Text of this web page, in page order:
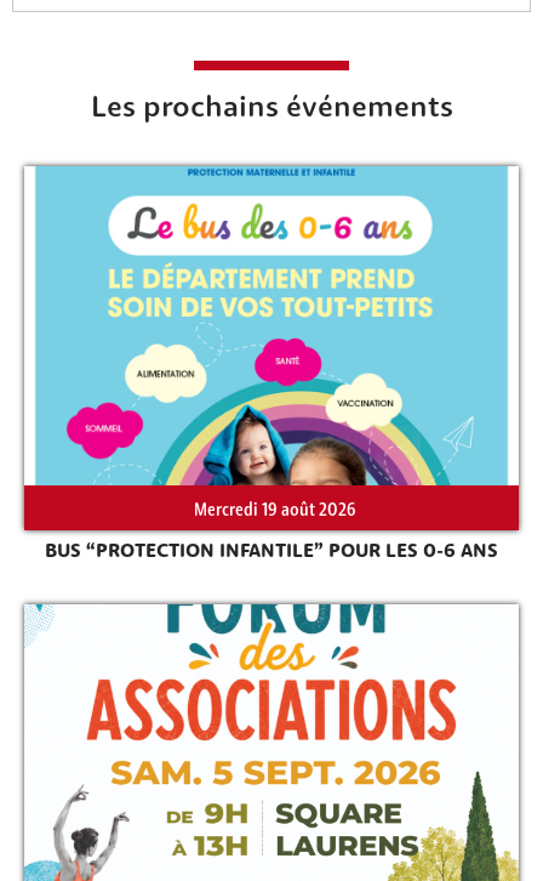
Rechercher sur le site
Les prochains événements
Mercredi 19 août 2026
BUS “PROTECTION INFANTILE” POUR LES 0-6 ANS